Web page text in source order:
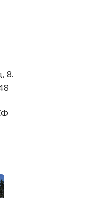
8.